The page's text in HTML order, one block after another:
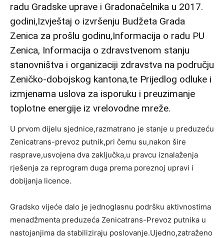
radu Gradske uprave i Gradonačelnika u 2017.
godini,Izvještaj o izvršenju Budžeta Grada
Zenica za prošlu godinu,Informacija o radu PU
Zenica, Informacija o zdravstvenom stanju
stanovništva i organizaciji zdravstva na području
Zeničko-dobojskog kantona,te Prijedlog odluke i
izmjenama uslova za isporuku i preuzimanje
toplotne energije iz vrelovodne mreže.
U prvom dijelu sjednice,razmatrano je stanje u preduzeću
Zenicatrans-prevoz putnik,pri čemu su,nakon šire
rasprave,usvojena dva zaključka,u pravcu iznalaženja
rješenja za reprogram duga prema poreznoj upravi i
dobijanja licence.
Gradsko vijeće dalo je jednoglasnu podršku aktivnostima
menadžmenta preduzeća Zenicatrans-Prevoz putnika u
nastojanjima da stabiliziraju poslovanje.Ujedno,zatraženo